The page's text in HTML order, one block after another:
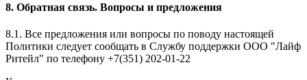
8. Обратная связь. Вопросы и предложения
8.1. Все предложения или вопросы по поводу настоящей
Политики следует сообщать в Службу поддержки ООО "Лайф
Ритейл" по телефону +7(351) 202-01-22